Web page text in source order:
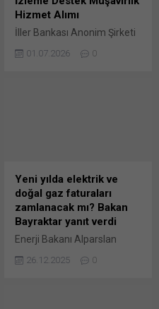
Hizmet Alımı
İller Bankası Anonim Şirketi
Genel Müdürlüğü Yatırım
Koordinasyon Dairesi
pencerede açılır) X Linkedln
üzerinden paylaşmak için
tıklayın (Yeni pencerede
açılır) LinkedIn WhatsApp'ta
paylaşmak için tıklayın (Yeni
pencerede açılır) WhatsApp
Facebook'ta paylaşmak için
01.07.2026 0
Yeni yılda elektrik ve
doğal gaz faturaları
zamlanacak mı? Bakan
Bayraktar yanıt verdi
Enerji Bakanı Alparslan
doğal gaz ve elektrikte bir
26.12.2025 0